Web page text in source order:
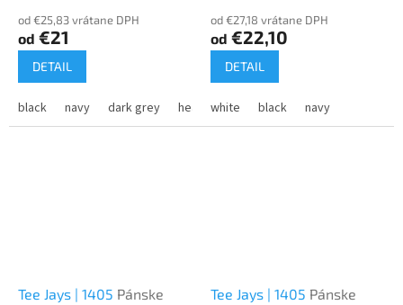
od €25,83 vrátane DPH
od €21
DETAIL
black navy dark grey heather grey
od €27,18 vrátane DPH
od €22,10
DETAIL
white black navy
Tee Jays | 1405 Pánske
Tee Jays | 1405 Pánske